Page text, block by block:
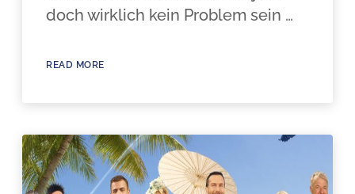
doch wirklich kein Problem sein …
READ MORE